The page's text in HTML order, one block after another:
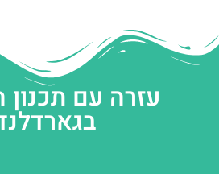
עזרה עם